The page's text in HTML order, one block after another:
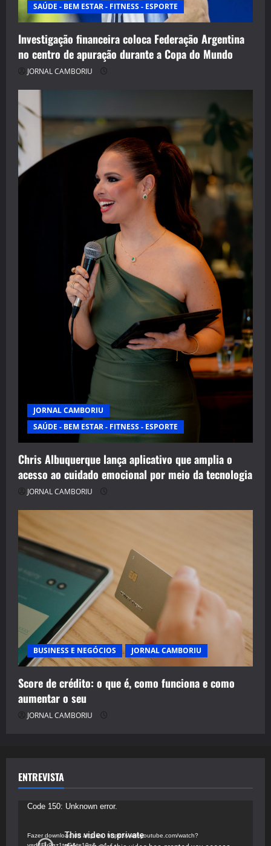
SAÚDE - BEM ESTAR - FITNESS - ESPORTE
Investigação financeira coloca Federação Argentina
no centro de apuração durante a Copa do Mundo
JORNAL CAMBORIU
JORNAL CAMBORIU
SAÚDE - BEM ESTAR - FITNESS - ESPORTE
Chris Albuquerque lança aplicativo que amplia o
acesso ao cuidado emocional por meio da tecnologia
JORNAL CAMBORIU
BUSINESS E NEGÓCIOS JORNAL CAMBORIU
Score de crédito: o que é, como funciona e como
aumentar o seu
JORNAL CAMBORIU
ENTREVISTA
Tocador
vídeo
Code 150: Unknown error.
Fazer download do arquivo: https://www.youtube.com/watch?